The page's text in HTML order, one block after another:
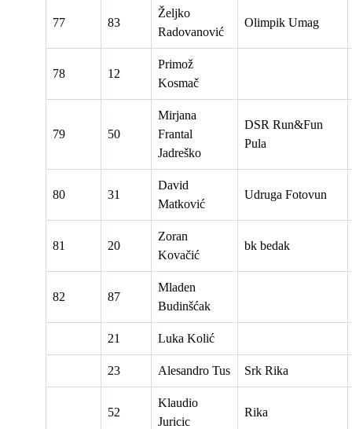
77 83
Željko
Radovanović
Olimpik Umag
78 12
Primož
Kosmač
79 50
Mirjana
Frantal
Jadreško
DSR Run&Fun
Pula
80 31
David
Matković
Udruga Fotovun
81 20
Zoran
Kovačić
bk bedak
82 87
Mladen
Budinšćak
21 Luka Kolić
23 Alesandro Tus Srk Rika
52
Klaudio
Juricic
Rika